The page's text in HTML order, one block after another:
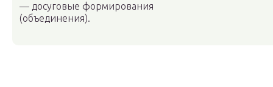
— досуговые формирования
(объединения).